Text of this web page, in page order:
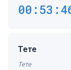
Тете
Тете